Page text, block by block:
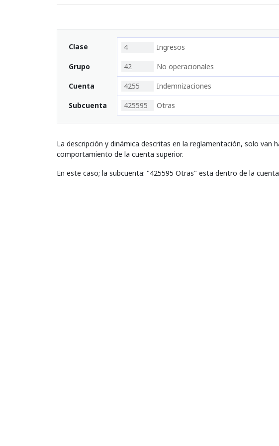
Clase 4 Ingresos
Grupo 42 No operacionales
Cuenta 4255 Indemnizaciones
Subcuenta 425595 Otras
La descripción y dinámica descritas en la reglamentación, solo
comportamiento de la cuenta superior.
En este caso; la subcuenta: "425595 Otras" esta dentro de la cuenta